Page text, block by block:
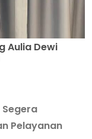
Aulia Dewi
Segera
Pelayanan